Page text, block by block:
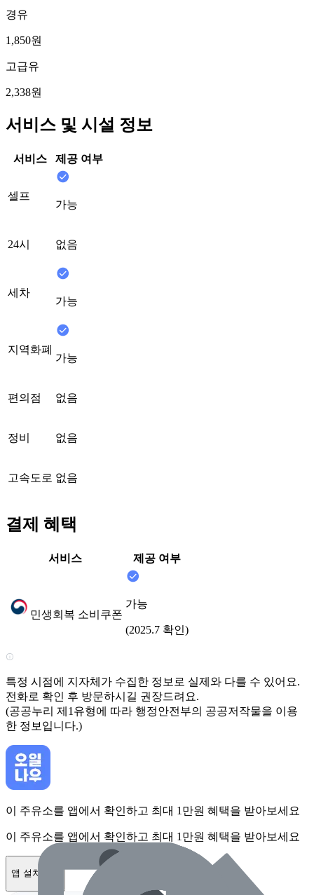
경유
1,850원
고급유
2,338원
서비스 및 시설 정보
서비스 제공 여부
셀프
가능
24시 없음
세차
가능
지역화폐
가능
편의점 없음
정비 없음
고속도로 없음
결제 혜택
서비스 제공 여부
민생회복 소비쿠폰
가능
(2025.7 확인)
특정 시점에 지자체가 수집한 정보로 실제와 다를 수 있어요.
전화로 확인 후 방문하시길 권장드려요.
(공공누리 제1유형에 따라 행정안전부의 공공저작물을 이용
한 정보입니다.)
이 주유소를 앱에서 확인하고 최대 1만원 혜택을 받아보세요
이 주유소를 앱에서 확인하고 최대 1만원 혜택을 받아보세요
앱 설치하기